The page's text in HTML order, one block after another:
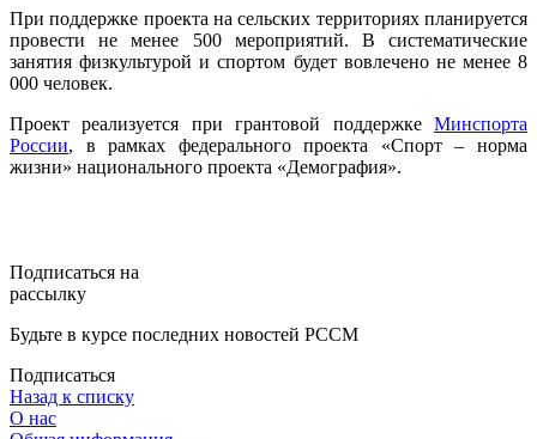
При поддержке проекта на сельских территориях планируется
провести не менее 500 мероприятий. В систематические
занятия физкультурой и спортом будет вовлечено не менее 8
000 человек.
Проект реализуется при грантовой поддержке Минспорта
России, в рамках федерального проекта «Спорт – норма
жизни» национального проекта «Демография».
Подписаться на
рассылку
Будьте в курсе последних новостей РССМ
Подписаться
Назад к списку
О нас